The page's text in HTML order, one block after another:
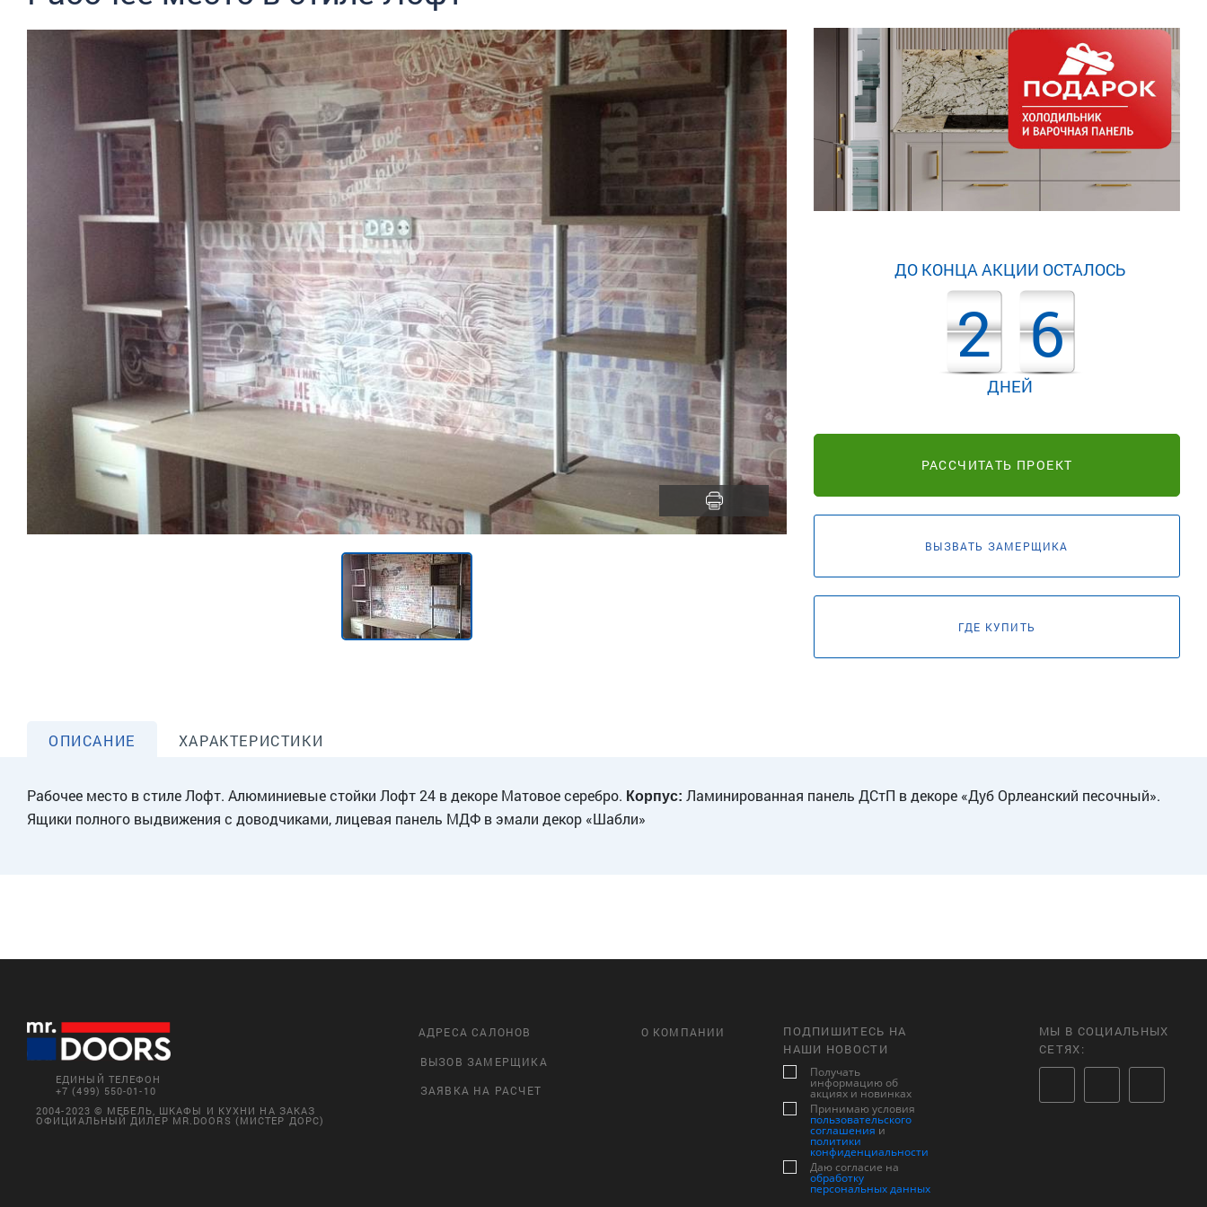
ДО КОНЦА АКЦИИ ОСТАЛОСЬ
2 6
ДНЕЙ
РАССЧИТАТЬ ПРОЕКТ
ВЫЗВАТЬ ЗАМЕРЩИКА
ГДЕ КУПИТЬ
ОПИСАНИЕ ХАРАКТЕРИСТИКИ
Рабочее место в стиле Лофт. Алюминиевые стойки Лофт 24 в декоре Матовое серебро. Корпус: Ламинированная панель ДСтП в декоре «Дуб Орлеанский песочный».
Ящики полного выдвижения с доводчиками, лицевая панель МДФ в эмали декор «Шабли»
ЕДИНЫЙ ТЕЛЕФОН
+7 (499) 550-01-10
2004-2023 © МЕБЕЛЬ, ШКАФЫ И КУХНИ НА ЗАКАЗ
ОФИЦИАЛЬНЫЙ ДИЛЕР MR.DOORS (МИСТЕР ДОРС)
АДРЕСА САЛОНОВ
ВЫЗОВ ЗАМЕРЩИКА
ЗАЯВКА НА РАСЧЕТ
О КОМПАНИИ
ПОДПИШИТЕСЬ НА
НАШИ НОВОСТИ
Получать
информацию об
акциях и новинках
Принимаю условия
пользовательского
соглашения и
политики
конфиденциальности
Даю согласие на
обработку
персональных данных
МЫ В СОЦИАЛЬНЫХ
СЕТЯХ: